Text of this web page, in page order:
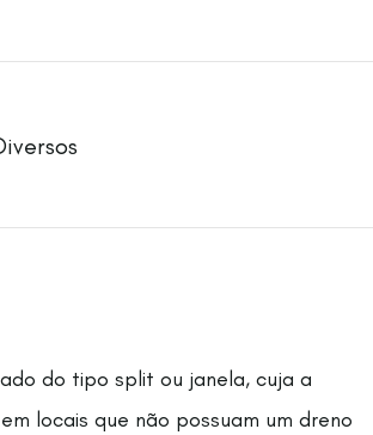
do tipo split ou janela, cuja a
locais que não possuam um dreno